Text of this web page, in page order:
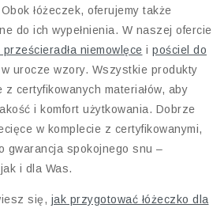
łóżeczek, oferujemy także
do ich wypełnienia. W naszej ofercie
prześcieradła niemowlęce i pościel do
w urocze wzory. Wszystkie produkty
certyfikowanych materiałów, aby
i komfort użytkowania. Dobrze
w komplecie z certyfikowanymi,
gwarancja spokojnego snu –
i dla Was.
się, jak przygotować łóżeczko dla